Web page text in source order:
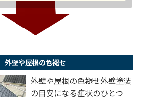
外壁や屋根の色褪せ
外壁や屋根の色褪せ外壁塗装
の目安になる症状のひとつ